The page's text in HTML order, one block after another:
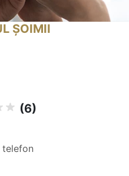
ȘOIMII
(6)
telefon